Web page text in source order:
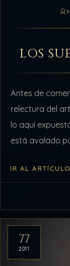
LOS
Antes de
relectura del
lo aquí
está avalado
IR AL ARTÍCULO
77
2011